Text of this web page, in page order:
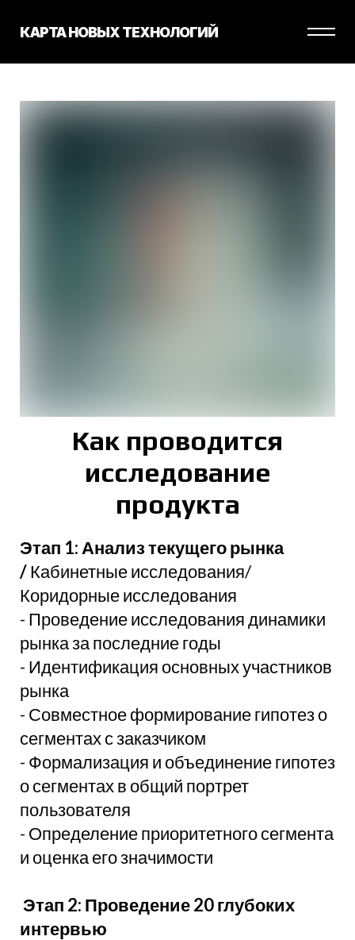
КАРТА НОВЫХ ТЕХНОЛОГИЙ
Как проводится
исследование
продукта
Этап 1: Анализ текущего рынка
/Кабинетные исследования/
Коридорные исследования
- Проведение исследования динамики
рынка за последние годы
- Идентификация основных участников
рынка
- Совместное формирование гипотез о
сегментах с заказчиком
- Формализация и объединение гипотез
о сегментах в общий портрет
пользователя
- Определение приоритетного сегмента
и оценка его значимости
Этап 2: Проведение 20 глубоких
интервью